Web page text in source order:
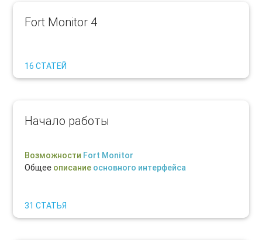
Fort Monitor 4
16 СТАТЕЙ
Начало работы
Возможности Fort Monitor
Общее описание основного интерфейса
31 СТАТЬЯ